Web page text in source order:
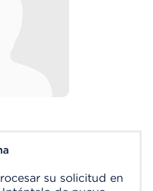
su solicitud en